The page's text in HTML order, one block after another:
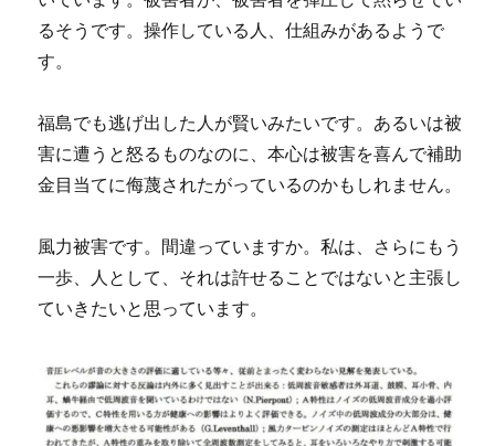
るそうです。操作している人、仕組みがあるようで
す。
福島でも逃げ出した人が賢いみたいです。あるいは被
害に遭うと怒るものなのに、本心は被害を喜んで補助
金目当てに侮蔑されたがっているのかもしれません。
風力被害です。間違っていますか。私は、さらにもう
一歩、人として、それは許せることではないと主張し
ていきたいと思っています。